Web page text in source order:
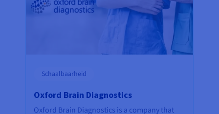
Schaalbaarheid
Oxford Brain Diagnostics
Oxford Brain Diagnostics is a company that